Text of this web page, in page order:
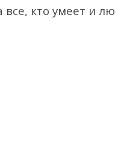
кто умеет и